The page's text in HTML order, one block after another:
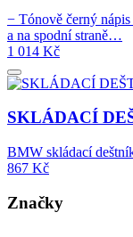
− Tónově černý
a na spodní straně…
1 014 Kč
SKLÁDACÍ
BMW skládací
867 Kč
Značky